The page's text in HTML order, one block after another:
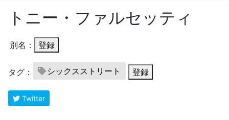
トニー・ファルセッティ
別名： 登録
タグ： シックスストリート 登録
Twitter